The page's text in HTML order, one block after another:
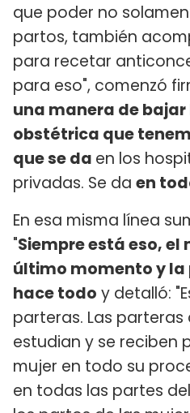
que poder no
partos, también
para recetar
para eso", comenzó
una manera de
obstétrica que
que se da en los
privadas. Se da en
En esa misma línea
"Siempre está eso,
último momento y la
hace todo y detalló:
parteras. Las
estudian y se reciben
mujer en todo su
en todas las partes